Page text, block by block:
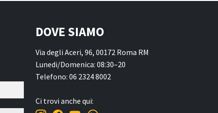
DOVE SIAMO
Via degli Aceri, 96, 00172 Roma RM
Lunedi/Domenica: 08:30–20
Telefono: 06 2324 8002
Ci trovi anche qui: